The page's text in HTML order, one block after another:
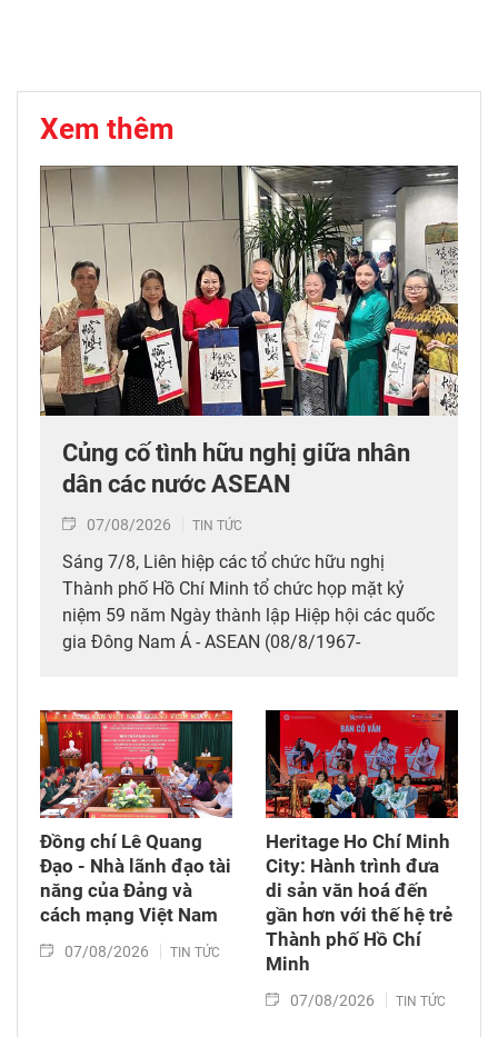
Xem thêm
Củng cố tình hữu nghị giữa nhân
dân các nước ASEAN
07/08/2026 TIN TỨC
Sáng 7/8, Liên hiệp các tổ chức hữu nghị
Thành phố Hồ Chí Minh tổ chức họp mặt kỷ
niệm 59 năm Ngày thành lập Hiệp hội các quốc
gia Đông Nam Á - ASEAN (08/8/1967-
Đồng chí Lê Quang
Đạo - Nhà lãnh đạo tài
năng của Đảng và
cách mạng Việt Nam​
07/08/2026 TIN TỨC
Heritage Ho Chí Minh
City: Hành trình đưa
di sản văn hoá đến
gần hơn với thế hệ trẻ
Thành phố Hồ Chí
Minh
07/08/2026 TIN TỨC